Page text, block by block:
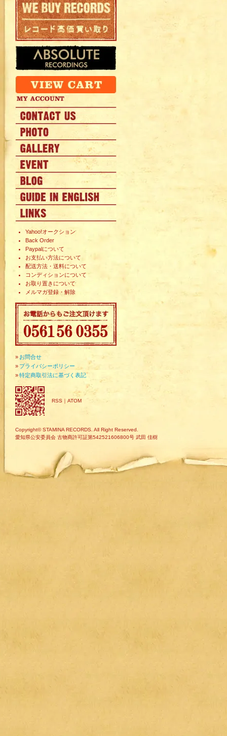
Yahoo!オークション
Back Order
Paypalについて
お支払い方法について
配送方法・送料について
コンディションについて
お取り置きについて
メルマガ登録・解除
» お問合せ
» プライバシーポリシー
»特定商取引法に基づく表記
RSS ｜ ATOM
Copyright© STAMINA RECORDS. All Right Reserved.
愛知県公安委員会 古物商許可証第542521606800号 武田 佳樹